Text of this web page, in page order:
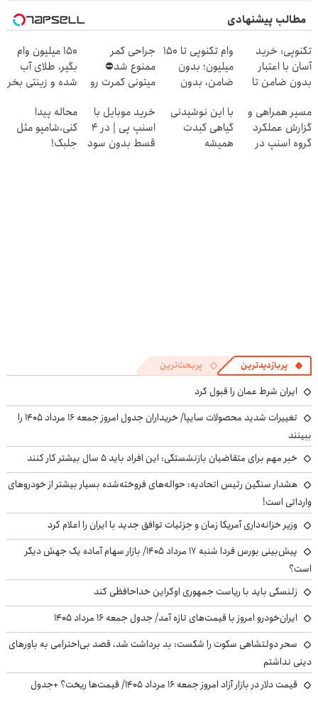
مطالب پیشنهادی
تکنوپی: خرید
آسان با اعتبار
بدون ضامن تا
وام تکنوپی تا ۱۵۰
میلیون؛ بدون
ضامن، بدون
جراحی کمر
ممنوع شد⛔
میتونی کمرت رو
کنی! 👈🏻
پرسش‌نامه
150 میلیون وام
بگیر، طلای آب
شده و زینتی بخر
مسیر همراهی و
گزارش عملکرد
گروه اسنپ در
با این نوشیدنی
گیاهی کبدت
همیشه
خرید موبایل با
اسنپ پی | در ۴
قسط بدون سود
محاله پیدا
کنی،شامپو مثل
جلبک!
پربازدیدترین پربحث‌ترین
ایران شرط عمان را قبول کرد
تغییرات شدید محصولات سایپا/ خریداران جدول امروز جمعه ۱۶ مرداد ۱۴۰۵ را
ببینند
خبر مهم برای متقاضیان بازنشستگی: این افراد باید ۵ سال بیشتر کار کنند
هشدار سنگین رئیس اتحادیه: حواله‌های فروخته‌شده بسیار بیشتر از خودروهای
وارداتی است!
وزیر خزانه‌داری آمریکا زمان و جزئیات توافق جدید با ایران را اعلام کرد
پیش‌بینی بورس فردا شنبه ۱۷ مرداد ۱۴۰۵/ بازار سهام آماده یک جهش دیگر
است؟
زلنسکی باید با ریاست جمهوری اوکراین خداحافظی کند
ایران‌خودرو امروز با قیمت‌های تازه آمد/ جدول جمعه ۱۶ مرداد ۱۴۰۵
سحر دولتشاهی سکوت را شکست: بد برداشت شد، قصد بی‌احترامی به باورهای
دینی نداشتم
قیمت دلار در بازار آزاد امروز جمعه ۱۶ مرداد ۱۴۰۵/ قیمت‌ها ریخت؟ +جدول